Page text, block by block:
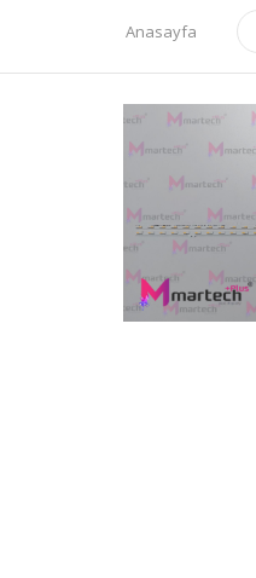
Anasayfa